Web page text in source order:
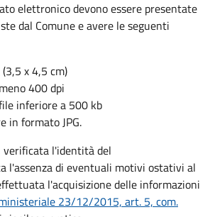
elettronico devono essere presentate
dal Comune e avere le seguenti
x 4,5 cm)
400 dpi
inferiore a 500 kb
in formato JPG.
verificata l'identità del
l'assenza di eventuali motivi ostativi al
l'acquisizione delle informazioni
23/12/2015, art. 5, com.